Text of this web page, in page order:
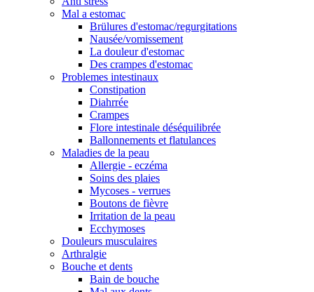
Mal a estomac
Brülures d'estomac/regurgitations
Nausée/vomissement
La douleur d'estomac
Des crampes d'estomac
Problemes intestinaux
Constipation
Diahrrée
Crampes
Flore intestinale déséquilibrée
Ballonnements et flatulances
Maladies de la peau
Allergie - eczéma
Soins des plaies
Mycoses - verrues
Boutons de fièvre
Irritation de la peau
Ecchymoses
Douleurs musculaires
Arthralgie
Bouche et dents
Bain de bouche